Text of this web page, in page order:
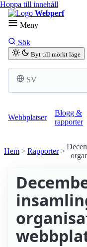
Hoppa till innehåll
Webperf
Meny
Sök
Byt till mörkt läge
SV
Webbplatser
Blogg &
rapporter
Hem Rapporter